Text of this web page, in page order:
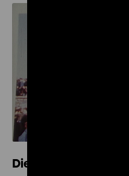
Die Männer der